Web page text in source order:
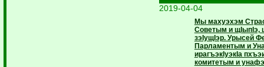
2019-04-04
Мы махуэхэм
Советым и щIыпIэ,
зэIущIэр. Урысей
Парламентым и
ирагъэкIуэкIа
комитетым и